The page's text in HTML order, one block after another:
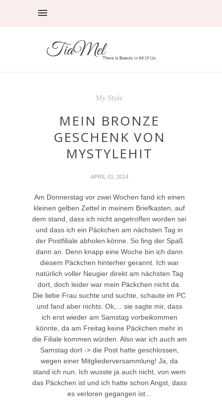
My Style
MEIN BRONZE
GESCHENK VON
MYSTYLEHIT
APRIL 01, 2014
Am Donnerstag vor zwei Wochen fand ich einen
kleinen gelben Zettel in meinem Briefkasten, auf
dem stand, dass ich nicht angetroffen worden sei
und dass ich ein Päckchen am nächsten Tag in
der Postfiliale abholen könne. So fing der Spaß
dann an. Denn knapp eine Woche bin ich dann
diesem Päckchen hinterher gerannt. Ich war
natürlich voller Neugier direkt am nächsten Tag
dort, doch leider war mein Päckchen nicht da.
Die liebe Frau suchte und suchte, schaute im PC
und fand aber nichts. Ok,... sie sagte mir, dass
ich erst wieder am Samstag vorbeikommen
könnte, da am Freitag keine Päckchen mehr in
die Filiale kommen würden. Also war ich auch am
Samstag dort -> die Post hatte geschlossen,
wegen einer Mitgliederversammlung! Ja, da
stand ich nun. Ich wusste ja auch nicht, von wem
das Päckchen ist und ich hatte schon Angst, dass
es verloren gegangen ist...